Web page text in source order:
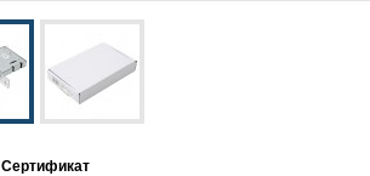
Сертификат